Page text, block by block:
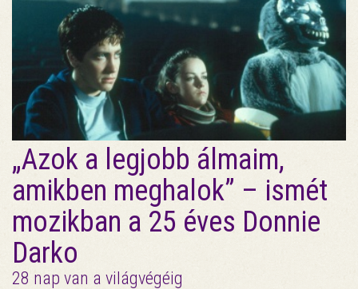
„Azok a legjobb álmaim,
amikben meghalok” – ismét
mozikban a 25 éves Donnie
Darko
28 nap van a világvégéig